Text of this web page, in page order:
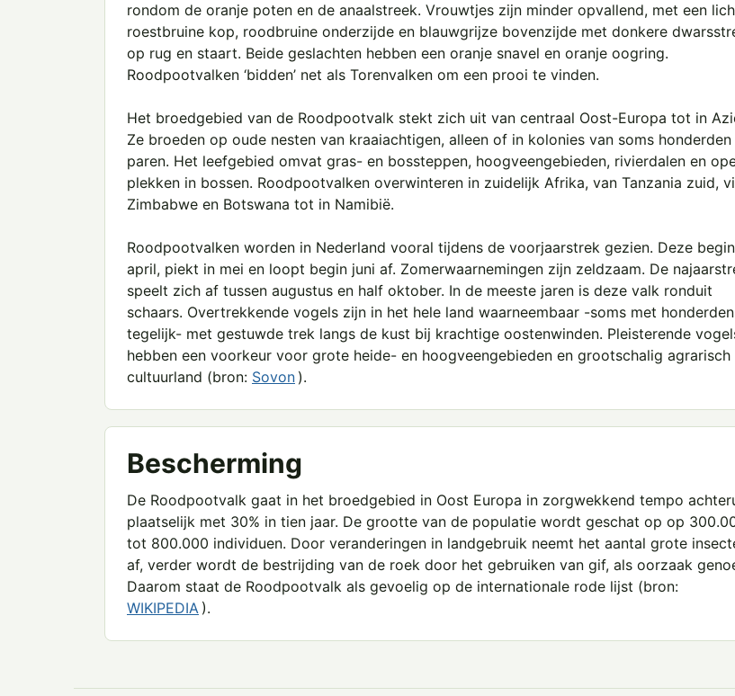
rondom de oranje poten en de anaalstreek. Vrouwtjes zijn minder opvallend, met een
roestbruine kop, roodbruine onderzijde en blauwgrijze bovenzijde met donkere
op rug en staart. Beide geslachten hebben een oranje snavel en oranje oogring.
Roodpootvalken ‘bidden’ net als Torenvalken om een prooi te vinden.
Het broedgebied van de Roodpootvalk stekt zich uit van centraal Oost-Europa tot in
Ze broeden op oude nesten van kraaiachtigen, alleen of in kolonies van soms honderden
paren. Het leefgebied omvat gras- en bossteppen, hoogveengebieden, rivierdalen en
plekken in bossen. Roodpootvalken overwinteren in zuidelijk Afrika, van Tanzania zuid,
Zimbabwe en Botswana tot in Namibië.
Roodpootvalken worden in Nederland vooral tijdens de voorjaarstrek gezien. Deze
april, piekt in mei en loopt begin juni af. Zomerwaarnemingen zijn zeldzaam. De
speelt zich af tussen augustus en half oktober. In de meeste jaren is deze valk ronduit
schaars. Overtrekkende vogels zijn in het hele land waarneembaar -soms met honderden
tegelijk- met gestuwde trek langs de kust bij krachtige oostenwinden. Pleisterende
hebben een voorkeur voor grote heide- en hoogveengebieden en grootschalig agrarisch
cultuurland (bron: Sovon ).
Bescherming
De Roodpootvalk gaat in het broedgebied in Oost Europa in zorgwekkend tempo
plaatselijk met 30% in tien jaar. De grootte van de populatie wordt geschat op op
tot 800.000 individuen. Door veranderingen in landgebruik neemt het aantal grote
af, verder wordt de bestrijding van de roek door het gebruiken van gif, als oorzaak
Daarom staat de Roodpootvalk als gevoelig op de internationale rode lijst (bron:
WIKIPEDIA ).